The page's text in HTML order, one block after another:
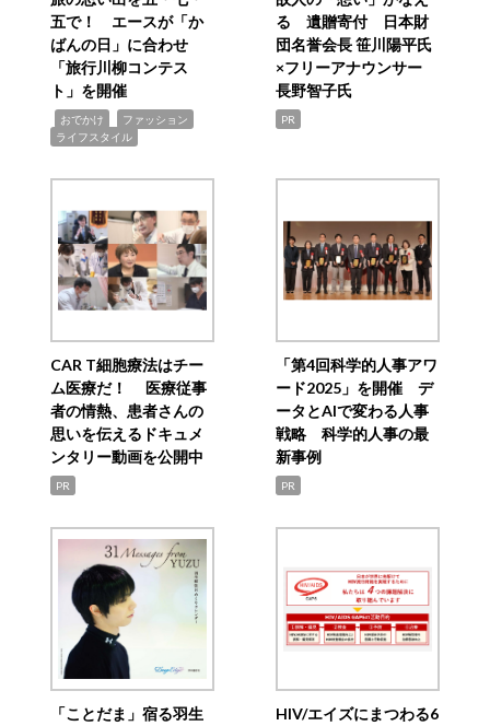
五で！ エースが「か
ばんの日」に合わせ
「旅行川柳コンテス
ト」を開催
おでかけ ファッション
ライフスタイル
る 遺贈寄付 日本財
団名誉会長 笹川陽平氏
×フリーアナウンサー
長野智子氏
PR
CAR T細胞療法はチー
ム医療だ！ 医療従事
者の情熱、患者さんの
思いを伝えるドキュメ
ンタリー動画を公開中
PR
「第4回科学的人事アワ
ード2025」を開催 デ
ータとAIで変わる人事
戦略 科学的人事の最
新事例
PR
「ことだま」宿る羽生
HIV/エイズにまつわる6